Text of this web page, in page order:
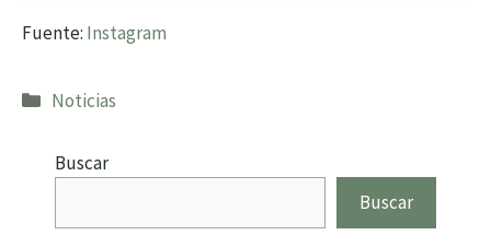
Fuente: Instagram
Categorías
Noticias
Buscar
Buscar